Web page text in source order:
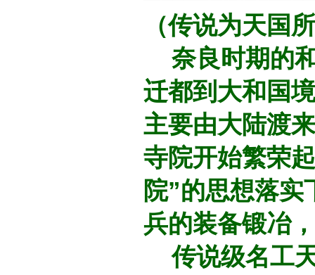
（传说为天国
奈良时期的
迁都到大和国
主要由大陆渡
寺院开始繁荣
院”的思想落
兵的装备锻冶
传说级名工